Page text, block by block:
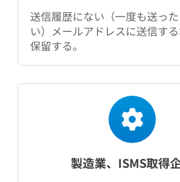
送信履歴にない（一度も送っ
い）メールアドレスに送信す
保留する。
製造業、ISMS取得